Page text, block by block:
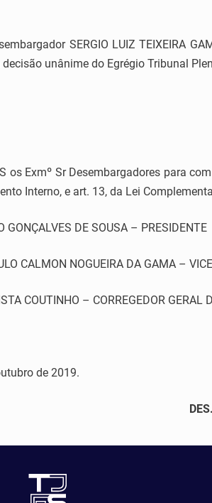
SERGIO LUIZ TEIXEIRA
unânime do Egrégio Tribunal
os Exmº Sr Desembargadores para
Interno, e art. 13, da Lei
GONÇALVES DE SOUSA – PRESIDENTE
CALMON NOGUEIRA DA GAMA –
COUTINHO – CORREGEDOR GERAL
de 2019.